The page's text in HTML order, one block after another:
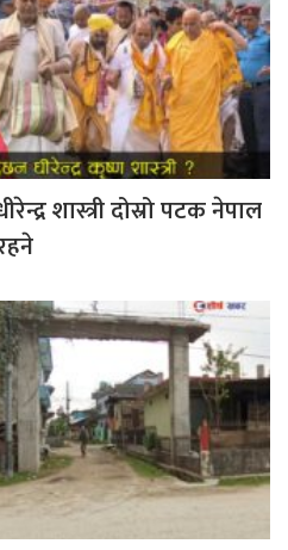
शास्त्री दोस्रो पटक नेपाल